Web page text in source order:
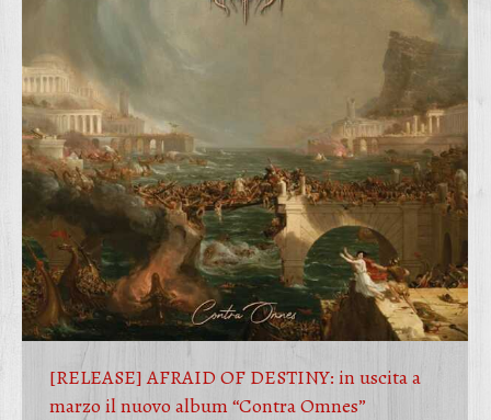
[RELEASE] AFRAID OF DESTINY: in uscita a
marzo il nuovo album “Contra Omnes”